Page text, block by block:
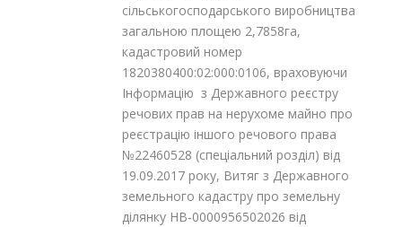
сільськогосподарського виробництва
загальною площею 2,7858га,
кадастровий номер
1820380400:02:000:0106, враховуючи
Інформацію з Державного реєстру
речових прав на нерухоме майно про
реєстрацію іншого речового права
№22460528 (спеціальний розділ) від
19.09.2017 року, Витяг з Державного
земельного кадастру про земельну
ділянку НВ-0000956502026 від